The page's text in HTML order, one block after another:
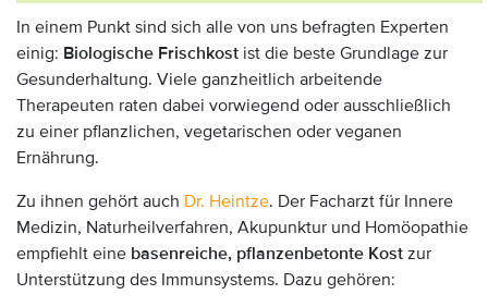
In einem Punkt sind sich alle von uns befragten Experten
einig: Biologische Frischkost ist die beste Grundlage zur
Gesunderhaltung. Viele ganzheitlich arbeitende
Therapeuten raten dabei vorwiegend oder ausschließlich
zu einer pflanzlichen, vegetarischen oder veganen
Ernährung.
Zu ihnen gehört auch Dr. Heintze. Der Facharzt für Innere
Medizin, Naturheilverfahren, Akupunktur und Homöopathie
empfiehlt eine basenreiche, pflanzenbetonte Kost zur
Unterstützung des Immunsystems. Dazu gehören: